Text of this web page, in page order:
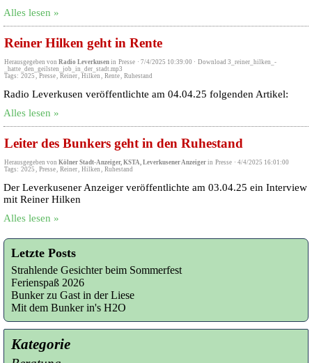
Alles lesen »
Reiner Hilken geht in Rente
Herausgegeben von Radio Leverkusen in Presse · 7/4/2025 10:39:00 · Download 3_reiner_hilken_-
_hatte_den_geilsten_job_in_der_stadt.mp3
Tags: 2025 , Presse, Reiner, Hilken , Rente, Ruhestand
Radio Leverkusen veröffentlichte am 04.04.25 folgenden Artikel:
Alles lesen »
Leiter des Bunkers geht in den Ruhestand
Herausgegeben von Kölner Stadt-Anzeiger, KSTA, Leverkusener Anzeiger in Presse · 4/4/2025 16:01:00
Tags: 2025 , Presse, Reiner, Hilken , Ruhestand
Der Leverkusener Anzeiger veröffentlichte am 03.04.25 ein Interview
mit Reiner Hilken
Alles lesen »
Letzte Posts
Strahlende Gesichter beim Sommerfest
Ferienspaß 2026
Bunker zu Gast in der Liese
Mit dem Bunker in's H2O
Kategorie